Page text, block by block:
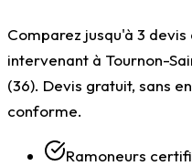
Comparez jusqu'à 3
intervenant à Tournon-
(36). Devis gratuit, sans
conforme.
Ramoneurs